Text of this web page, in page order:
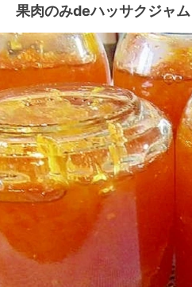
果肉のみdeハッサクジャ